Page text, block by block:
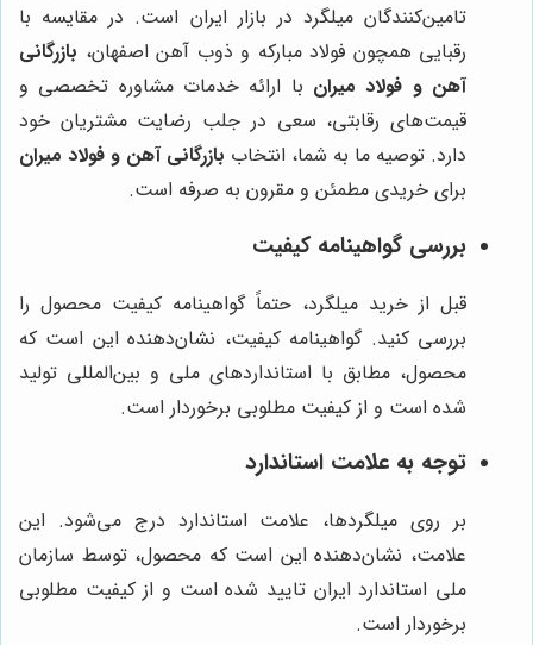
تامین‌کنندگان میلگرد در بازار ایران است. در مقایسه با
رقبایی همچون فولاد مبارکه و ذوب آهن اصفهان، بازرگانی
آهن و فولاد میران با ارائه خدمات مشاوره تخصصی و
قیمت‌های رقابتی، سعی در جلب رضایت مشتریان خود
دارد. توصیه ما به شما، انتخاب بازرگانی آهن و فولاد میران
برای خریدی مطمئن و مقرون به صرفه است.
بررسی گواهینامه کیفیت
قبل از خرید میلگرد، حتماً گواهینامه کیفیت محصول را
بررسی کنید. گواهینامه کیفیت، نشان‌دهنده این است که
محصول، مطابق با استانداردهای ملی و بین‌المللی تولید
شده است و از کیفیت مطلوبی برخوردار است.
توجه به علامت استاندارد
بر روی میلگردها، علامت استاندارد درج می‌شود. این
علامت، نشان‌دهنده این است که محصول، توسط سازمان
ملی استاندارد ایران تایید شده است و از کیفیت مطلوبی
برخوردار است.